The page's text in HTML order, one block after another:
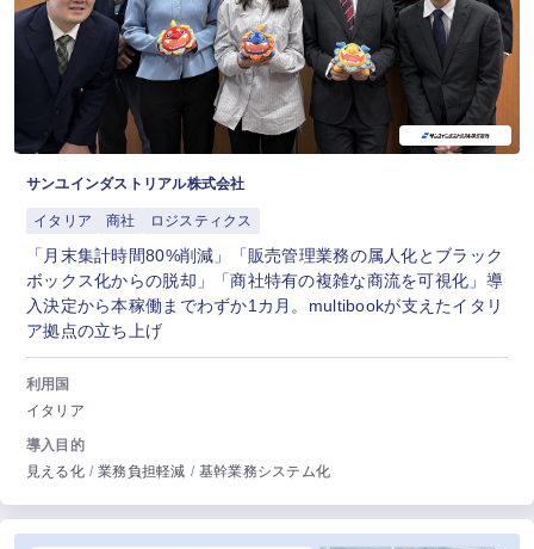
サンユインダストリアル株式会社
イタリア 商社 ロジスティクス
「月末集計時間80%削減」「販売管理業務の属人化とブラック
ボックス化からの脱却」「商社特有の複雑な商流を可視化」導
入決定から本稼働までわずか1カ月。multibookが支えたイタリ
ア拠点の立ち上げ
利用国
イタリア
導入目的
見える化
業務負担軽減 基幹業務システム化